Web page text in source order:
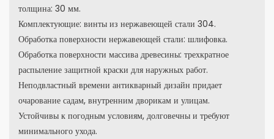
толщина: 30 мм.
Комплектующие: винты из нержавеющей стали 304.
Обработка поверхности нержавеющей стали: шлифовка.
Обработка поверхности массива древесины: трехкратное
распыление защитной краски для наружных работ.
Неподвластный времени антикварный дизайн придает
очарование садам, внутренним дворикам и улицам.
Устойчивы к погодным условиям, долговечны и требуют
минимального ухода.